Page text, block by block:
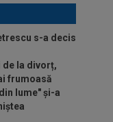
s-a decis
de la divorț,
frumoasă
lume" și-a